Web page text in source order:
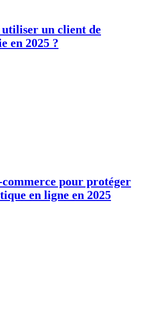
un client de
en 2025 ?
commerce pour protéger
en ligne en 2025